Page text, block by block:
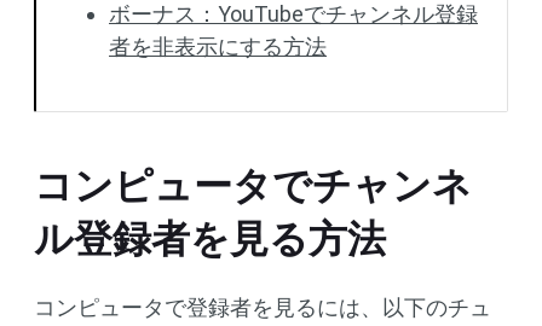
ボーナス：YouTubeでチャンネル登録
者を非表示にする方法
コンピュータでチャンネ
ル登録者を見る方法
コンピュータで登録者を見るには、以下のチュ